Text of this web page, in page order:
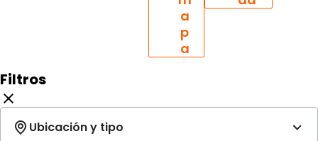
a
p
a
Filtros